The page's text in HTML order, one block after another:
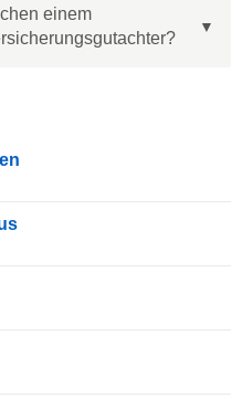
einem